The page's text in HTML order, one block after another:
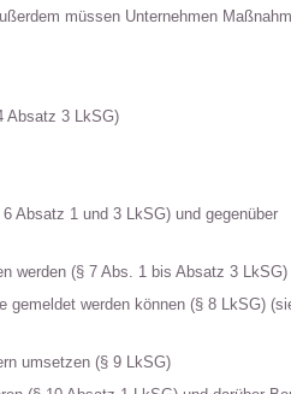
müssen Unternehmen
Absatz 3 LkSG)
Absatz 1 und 3 LkSG) und gegenüber
werden (§ 7 Abs. 1 bis Absatz 3 LkSG)
gemeldet werden können (§ 8 LkSG)
umsetzen (§ 9 LkSG)